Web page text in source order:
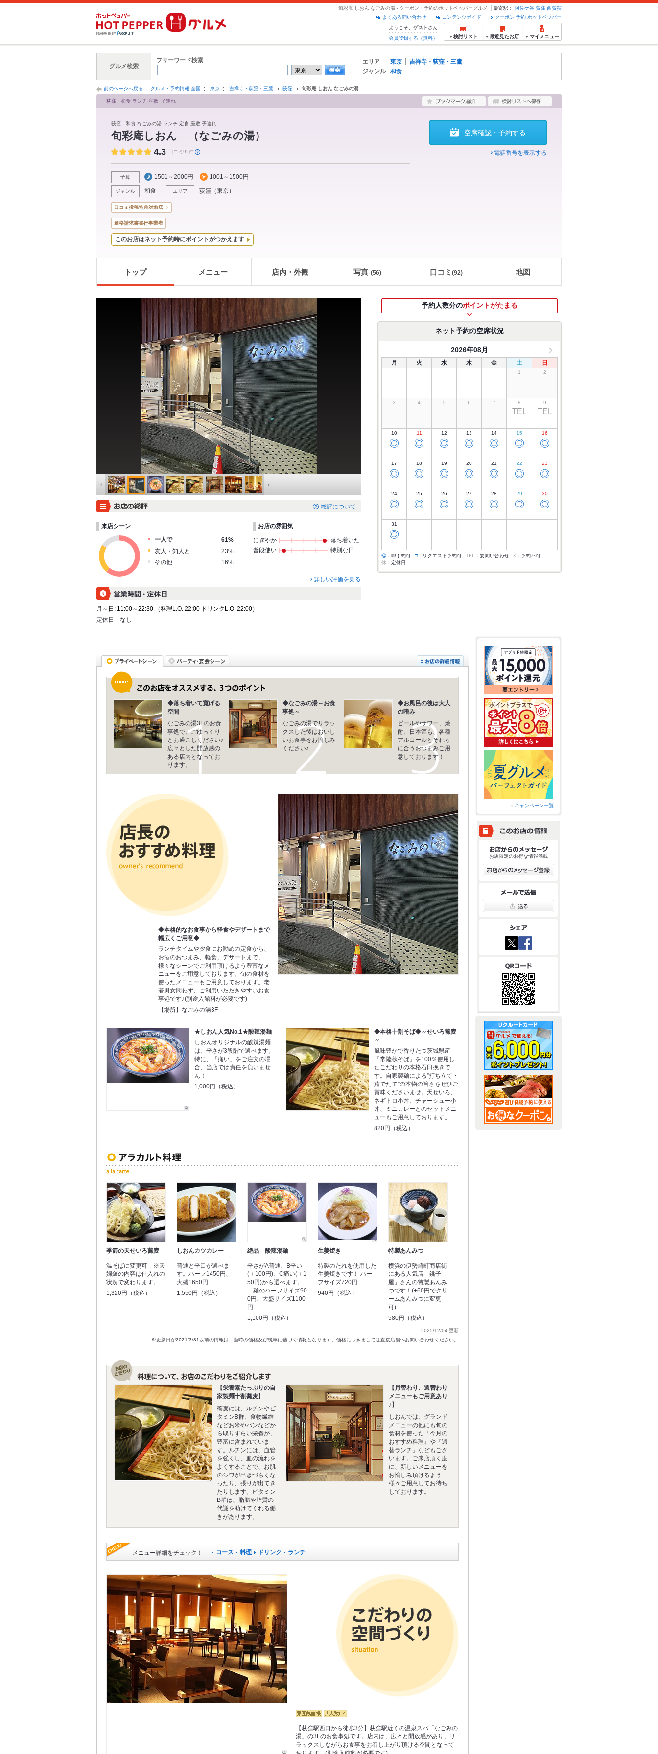
旬彩庵 しおん なごみの湯 - クーポン・予約のホットペッパーグルメ 最寄駅： 阿佐ケ谷 荻窪 西荻窪
クーポン 予約 ホットペッパー
コンテンツガイド
よくある問い合わせ
ようこそ、 ゲスト さん
会員登録する（無料）
検討リスト 最近見たお店 マイメニュー
グルメ検索
フリーワード検索 エリア 東京
吉祥寺・荻窪・三鷹
ジャンル
和食
前のページへ戻る グルメ・予約情報 全国 東京 吉祥寺・荻窪・三鷹 荻窪 旬彩庵 しおん なごみの湯
荻窪 和食 ランチ 座敷 子連れ
荻窪 和食 なごみの湯 ランチ 定食 座敷 子連れ
旬彩庵しおん （なごみの湯）
4.3 口コミ92件
予算 1501～2000円 1001～1500円
ジャンル 和食 エリア 荻窪 （東京）
空席確認・予約する
電話番号を表示する
口コミ投稿特典対象店
適格請求書発行事業者
このお店はネット予約時にポイントがつかえます
トップ メニュー 店内・外観 写真 (56) 口コミ (92) 地図
総評について
来店シーン
一人で
61%
友人・知人と
23%
その他
16%
お店の雰囲気
にぎやか
落ち着いた
普段使い
特別な日
詳しい評価を見る
月～日: 11:00～22:30 （料理L.O. 22:00 ドリンクL.O. 22:00）
定休日： なし
予約人数分のポイントがたまる
ネット予約の空席状況
2026年08月
月 火 水 木 金 土 日
1 2
3 4 5 6 7 8
TEL
9
TEL
10
◎
11
◎
12
◎
13
◎
14
◎
15
◎
16
◎
17
◎
18
◎
19
◎
20
◎
21
◎
22
◎
23
◎
24
◎
25
◎
26
◎
27
◎
28
◎
29
◎
30
◎
31
◎
◎ ：即予約可 □ ：リクエスト予約可 TEL ：要問い合わせ × ：予約不可
休 ：定休日
◆落ち着いて寛げる
空間
なごみの湯3Fのお食
事処で、ごゆっくり
とお過ごしください♪
広々とした開放感の
ある店内となってお
ります。
◆なごみの湯～お食
事処～
なごみの湯でリラッ
クスした後はおいし
いお食事をお愉しみ
ください♪
◆お風呂の後は大人
の嗜み
ビールやサワー、焼
酎、日本酒も、各種
アルコールとそれら
に合うおつまみご用
意しております！
◆本格的なお食事から軽食やデザートまで
幅広くご用意◆
ランチタイムや夕食にお勧めの定食から、
お酒のおつまみ、軽食、デザートまで、
様々なシーンでご利用頂けるよう豊富なメ
ニューをご用意しております。旬の食材を
使ったメニューもご用意しております。老
若男女問わず、ご利用いただきやすいお食
事処です♪(別途入館料が必要です)
【場所】なごみの湯3F
★しおん人気No.1★酸辣湯麺
しおんオリジナルの酸辣湯麺
は、辛さが3段階で選べます。
特に、「痛い」をご注文の場
合、当店では責任を負いませ
ん！
1,000円（税込）
◆本格十割そば◆～せいろ蕎麦
～
風味豊かで香りたつ茨城県産
『常陸秋そば』を100％使用し
たこだわりの本格石臼挽きで
す。自家製麺による”打ち立て・
茹でたて”の本物の旨さをぜひご
賞味くださいませ。天せいろ、
ネギトロ小丼、チャーシュー小
丼、ミニカレーとのセットメニ
ューもご用意しております。
820円（税込）
季節の天せいろ蕎麦
温そばに変更可 ※天
婦羅の内容は仕入れの
状況で変わります。
1,320円（税込）
しおんカツカレー
普通と辛口が選べま
す。ハーフ1450円、
大盛1650円
1,550円（税込）
絶品 酸辣湯麺
辛さがA普通、B辛い
(＋100円)、C痛い(＋1
50円)から選べます。
麺のハーフサイズ90
0円、大盛サイズ1100
円
1,100円（税込）
生姜焼き
特製のたれを使用した
生姜焼きです！ ハー
フサイズ720円
940円（税込）
特製あんみつ
横浜の伊勢崎町商店街
にある人気店「銚子
屋」さんの特製あんみ
つです！(+60円でクリ
ームあんみつに変更
可)
580円（税込）
2025/12/04 更新
※更新日が2021/3/31以前の情報は、当時の価格及び税率に基づく情報となります。価格につきましては直接店舗へお問い合わせください。
【栄養素たっぷりの自
家製麺十割蕎麦】
蕎麦には、ルチンやビ
タミンB群、食物繊維
などお米やパンなどか
ら取りずらい栄養が、
豊富に含まれていま
す。ルチンには、血管
を強くし、血の流れを
よくすることで、お肌
のシワが出きづらくな
ったり、張りが出てき
たりします。ビタミン
B群は、脂肪や脂質の
代謝を助けてくれる働
きがあります。
【月替わり、週替わり
メニューもご用意あり
♪】
しおんでは、グランド
メニューの他にも旬の
食材を使った『今月の
おすすめ料理』や『週
替ランチ』などもござ
います。ご来店頂く度
に、新しいメニューを
お愉しみ頂けるよう
様々ご用意してお待ち
しております。
メニュー詳細をチェック！ コース 料理 ドリンク ランチ
【荻窪駅西口から徒歩3分】荻窪駅近くの温泉スパ「なごみの
湯」の3Fのお食事処です。店内は、広々と開放感があり、リ
ラックスしながらお食事をお召し上がり頂ける空間となって
キャンペーン一覧
お店限定のお得な情報満載